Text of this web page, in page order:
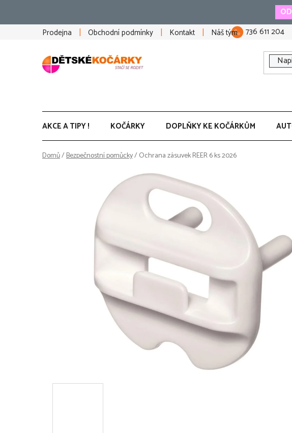
obsah
Prodejna
Obchodní podmínky Kontakt Náš tým 736 611 204
AKCE A TIPY ! KOČÁRKY DOPLŇKY KE KOČÁRKŮM
Domů/Bezpečnostní pomůcky/Ochrana zásuvek REER 6 ks 2026